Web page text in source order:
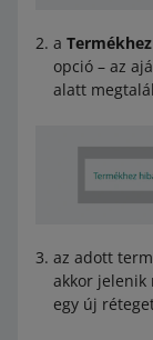
a
opció – az
alatt
az adott
akkor jelenik
egy új